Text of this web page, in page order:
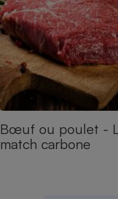
Bœuf ou poulet -
match carbone